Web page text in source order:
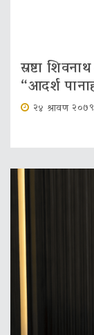
स्रष्टा
“आदर्श
२४ श्रावण